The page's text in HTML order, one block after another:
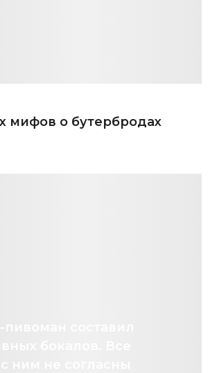
мифов о бутербродах
составил
бокалов. Все
ним не согласны